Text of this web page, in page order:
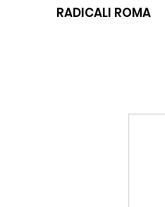
RADICALI ROMA